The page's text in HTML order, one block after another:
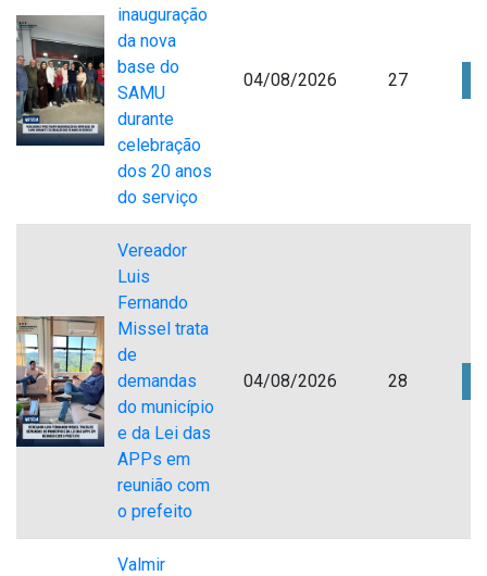
inauguração
da nova
base do
SAMU
durante
celebração
dos 20 anos
do serviço
04/08/2026 27
Vereador
Luis
Fernando
Missel trata
de
demandas
do município
e da Lei das
APPs em
reunião com
o prefeito
04/08/2026 28
Valmir